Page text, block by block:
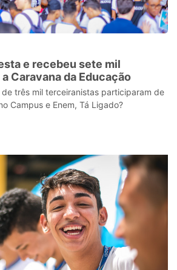
e recebeu sete mil
Caravana da Educação
de três mil terceiranistas participaram de
Campus e Enem, Tá Ligado?